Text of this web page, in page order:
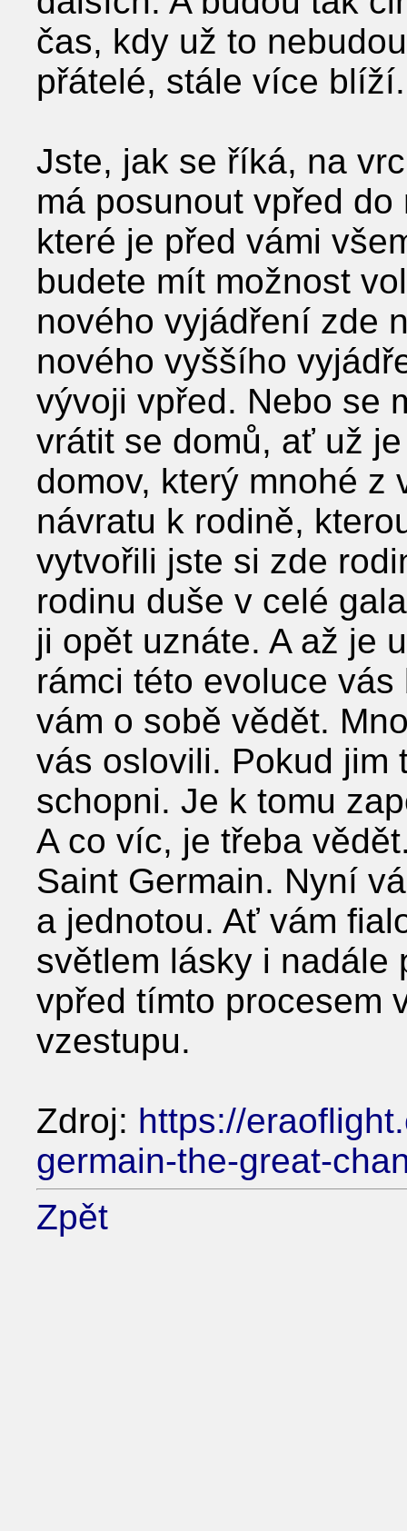
čas, kdy už to
přátelé, stále více blíží.
Jste, jak se říká, na
má posunout vpřed
které je před vámi
budete mít možnost
nového vyjádření zde
nového vyššího
vývoji vpřed. Nebo se
vrátit se domů, ať už
domov, který mnohé z
návratu k rodině,
vytvořili jste si zde
rodinu duše v celé
ji opět uznáte. A až je
rámci této evoluce
vám o sobě vědět.
vás oslovili. Pokud jim
schopni. Je k tomu
A co víc, je třeba
Saint Germain. Nyní
a jednotou. Ať vám
světlem lásky i nadále
vpřed tímto procesem
vzestupu.
Zdroj: https://
germain-the-great-
Zpět